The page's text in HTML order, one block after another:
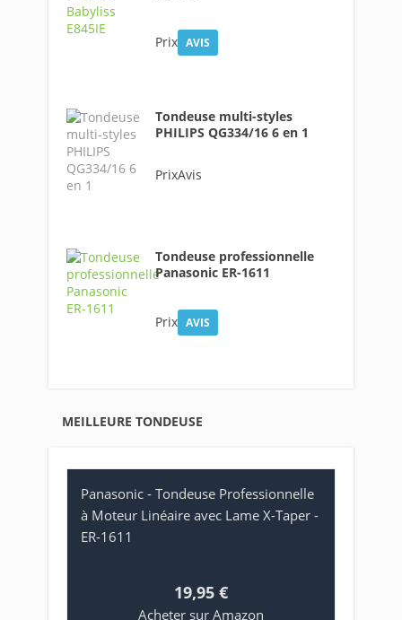
Prix AVIS
Tondeuse multi-styles
PHILIPS QG334/16 6 en 1
PrixAvis
Tondeuse professionnelle
Panasonic ER-1611
Prix AVIS
MEILLEURE TONDEUSE
Panasonic - Tondeuse Professionnelle
à Moteur Linéaire avec Lame X-Taper -
ER-1611
19,95 €
Acheter sur Amazon